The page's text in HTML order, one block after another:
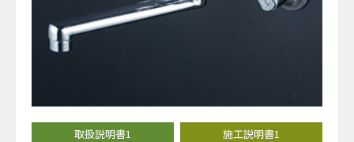
取扱説明書1
施工説明書1